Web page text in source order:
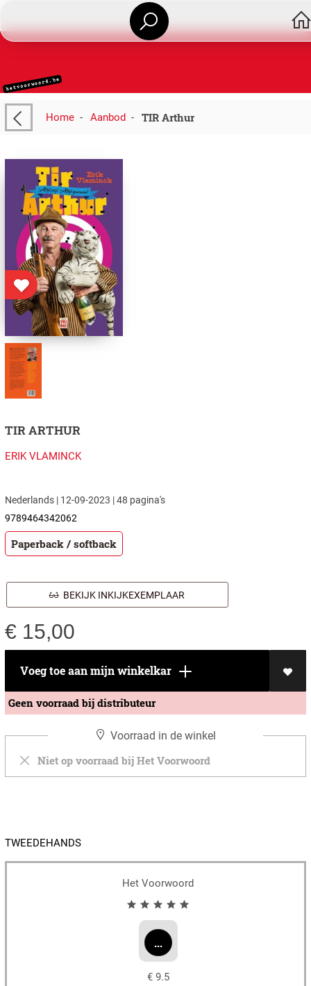
Home- Aanbod- TIR Arthur
TIR ARTHUR
ERIK VLAMINCK
Nederlands | 12-09-2023 | 48 pagina's
9789464342062
Paperback / softback
BEKIJK INKIJKEXEMPLAAR
€ 15,00
Voeg toe aan mijn winkelkar
Geen voorraad bij distributeur
Voorraad in de winkel
Niet op voorraad bij Het Voorwoord
TWEEDEHANDS
Het Voorwoord
...
€ 9.5